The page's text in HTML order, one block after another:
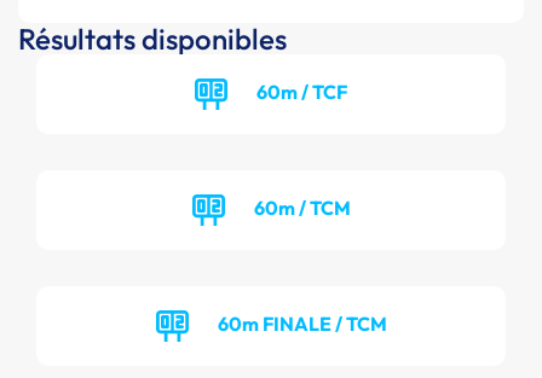
Résultats disponibles
60m / TCF
60m / TCM
60m FINALE / TCM